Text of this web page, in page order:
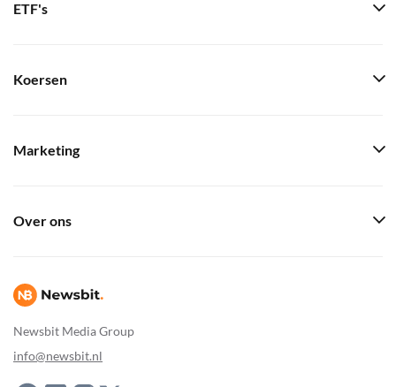
Newsbit Media Group
info@newsbit.nl
ETF's
Koersen
Marketing
Over ons